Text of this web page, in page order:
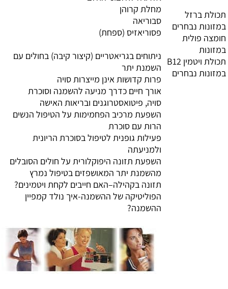
תכולת ברזל
במזונות נבחרים
חומצה פולית
במזונות
תכולת ויטמין B12
במזונות נבחרים
מחלת קרוהן
סבוריאה
פסוריאזיס (ספחת)
ניתוחים בגריאטריים (קיצור קיבה) בחולים עם
השמנת יתר
פרות קדושות אינן מייצרות סויה
אורך חיים כדרך מניעה להשמנה וסוכרת
סויה, פיטואסטרוגנים ובריאות האישה
השפעת מרכיב הפחמימות על הטיפול הנשים
הרות עם סוכרת
פעילות גופנית לטיפול בסוכרת הריונית
ולמניעתה
השפעת תזונה היפוקלורית על חולים הסובלים
מהשמנת יתר המאושפזים בטיפול נמרץ
תזונה בקהילה–האם חייבים לקחת ויטמינים?
הפוליטיקה של ההשמנה-איך נולד קמפיין
ההשמנה?